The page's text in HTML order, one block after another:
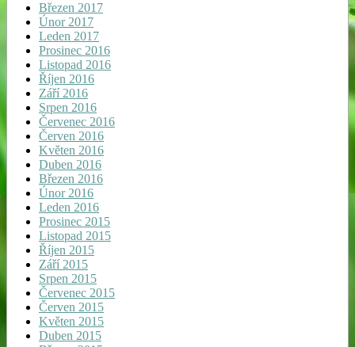
Březen 2017
Únor 2017
Leden 2017
Prosinec 2016
Listopad 2016
Říjen 2016
Září 2016
Srpen 2016
Červenec 2016
Červen 2016
Květen 2016
Duben 2016
Březen 2016
Únor 2016
Leden 2016
Prosinec 2015
Listopad 2015
Říjen 2015
Září 2015
Srpen 2015
Červenec 2015
Červen 2015
Květen 2015
Duben 2015